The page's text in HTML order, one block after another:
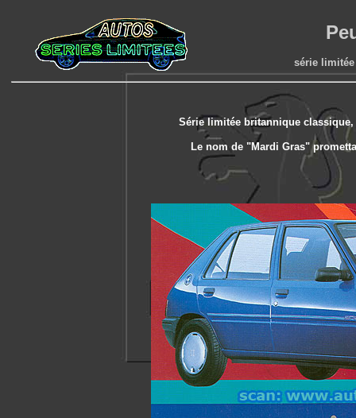
série limitée
Série limitée britannique
Le nom de "Mardi Gras"